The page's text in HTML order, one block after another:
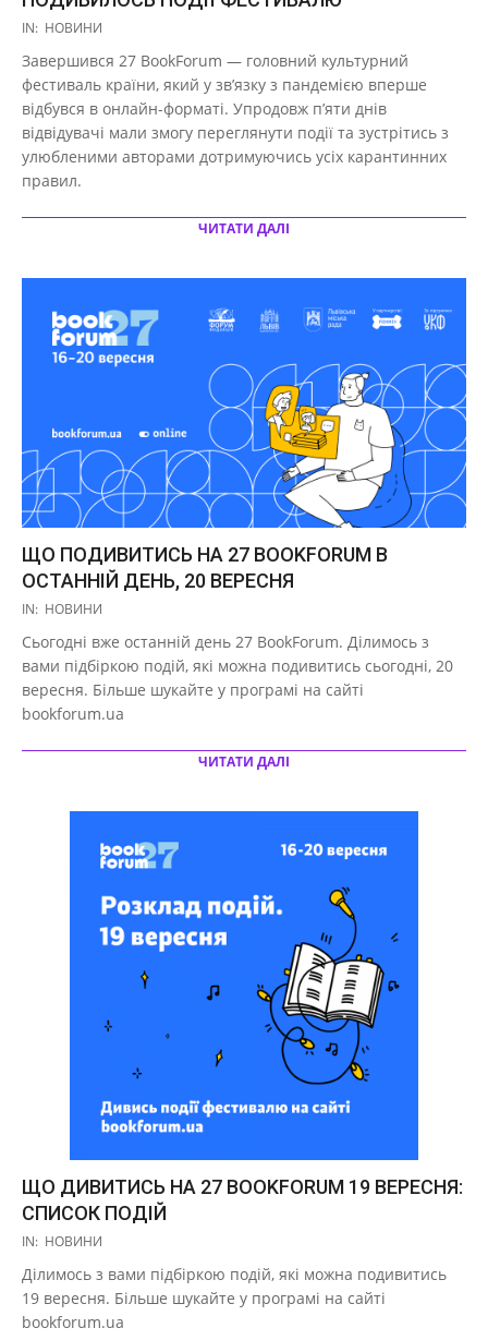
2020-
22
IN: НОВИНИ
Завершився 27 BookForum — головний культурний
фестиваль країни, який у зв’язку з пандемією вперше
відбувся в онлайн-форматі. Упродовж п’яти днів
відвідувачі мали змогу переглянути події та зустрітись з
улюбленими авторами дотримуючись усіх карантинних
правил.
ЧИТАТИ ДАЛІ
ЩО ПОДИВИТИСЬ НА 27 BOOKFORUM В
ОСТАННІЙ ДЕНЬ, 20 ВЕРЕСНЯ
2020-
19
IN: НОВИНИ
Сьогодні вже останній день 27 BookForum. Ділимось з
вами підбіркою подій, які можна подивитись сьогодні, 20
вересня. Більше шукайте у програмі на сайті
bookforum.ua
ЧИТАТИ ДАЛІ
ЩО ДИВИТИСЬ НА 27 BOOKFORUM 19 ВЕРЕСНЯ:
СПИСОК ПОДІЙ
2020-
18
IN: НОВИНИ
Ділимось з вами підбіркою подій, які можна подивитись
19 вересня. Більше шукайте у програмі на сайті
bookforum.ua ⠀